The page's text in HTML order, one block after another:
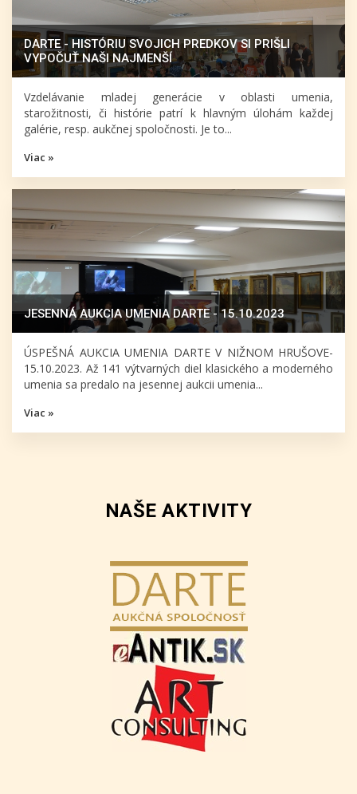
DARTE - HISTÓRIU SVOJICH PREDKOV SI PRIŠLI
VYPOČUŤ NAŠI NAJMENŠÍ
Vzdelávanie mladej generácie v oblasti umenia,
starožitnosti, či histórie patrí k hlavným úlohám každej
galérie, resp. aukčnej spoločnosti. Je to...
Viac »
JESENNÁ AUKCIA UMENIA DARTE - 15.10.2023
ÚSPEŠNÁ AUKCIA UMENIA DARTE V NIŽNOM HRUŠOVE-
15.10.2023. Až 141 výtvarných diel klasického a moderného
umenia sa predalo na jesennej aukcii umenia...
Viac »
NAŠE AKTIVITY